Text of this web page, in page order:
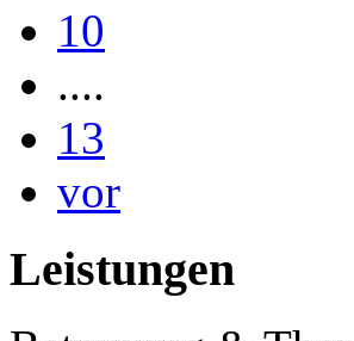
10
....
13
vor
Leistungen